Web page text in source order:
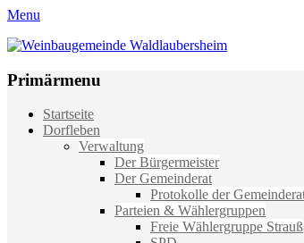
Menu
Weinbaugemeinde Waldlaubersheim
Primärmenu
Weiter
zum
Startseite
Dorfleben
Verwaltung
Der Bürgermeister
Der Gemeinderat
Protokolle der
Parteien & Wählergruppen
Freie Wählergruppe Strauß